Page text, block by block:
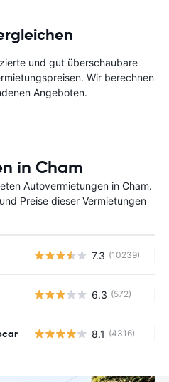
und gut überschaubare
Wir berechnen
Angeboten.
in Cham
Autovermietungen in Cham.
Preise dieser Vermietungen
7.3 (10239)
6.3 (572)
8.1 (4316)